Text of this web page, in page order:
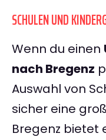
SCHULEN UND
Wenn du einen
nach Bregenz
Auswahl von
sicher eine
Bregenz bietet